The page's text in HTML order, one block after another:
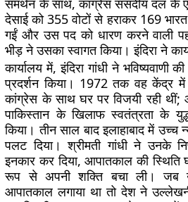
समर्थन के साथ, कांग्रेस संसदीय दल के
देसाई को 355 वोटों से हराकर 169
गईं और उस पद को धारण करने वाली
भीड़ ने उसका स्वागत किया। इंदिरा ने
कार्यालय में, इंदिरा गांधी ने
प्रदर्शन किया। 1972 तक वह केंद्र में
कांग्रेस के साथ घर पर विजयी रही थीं;
पाकिस्तान के खिलाफ स्वतंत्रता के
किया। तीन साल बाद इलाहाबाद में
पलट दिया। श्रीमती गांधी ने उनके
इनकार कर दिया, आपातकाल की स्थिति
रूप से अपनी शक्ति बचा ली। जब
आपातकाल लगाया था तो देश ने